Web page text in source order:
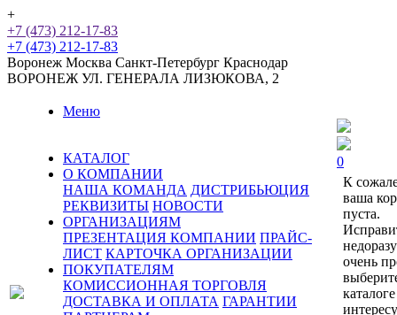
+
+7 (473) 212-17-83
+7 (473) 212-17-83
Воронеж Москва Санкт-Петербург Краснодар
ВОРОНЕЖ УЛ. ГЕНЕРАЛА ЛИЗЮКОВА, 2
Меню
КАТАЛОГ
О КОМПАНИИ
НАША КОМАНДА ДИСТРИБЬЮЦИЯ
РЕКВИЗИТЫ НОВОСТИ
ОРГАНИЗАЦИЯМ
ПРЕЗЕНТАЦИЯ КОМПАНИИ ПРАЙС-
ЛИСТ КАРТОЧКА ОРГАНИЗАЦИИ
ПОКУПАТЕЛЯМ
КОМИССИОННАЯ ТОРГОВЛЯ
ДОСТАВКА И ОПЛАТА ГАРАНТИИ
0
К
ваша
пуста.
очень
каталоге